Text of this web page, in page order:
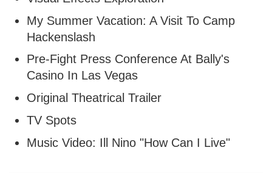
My Summer Vacation: A Visit To Camp
Hackenslash
Pre-Fight Press Conference At Bally's
Casino In Las Vegas
Original Theatrical Trailer
TV Spots
Music Video: Ill Nino "How Can I Live"